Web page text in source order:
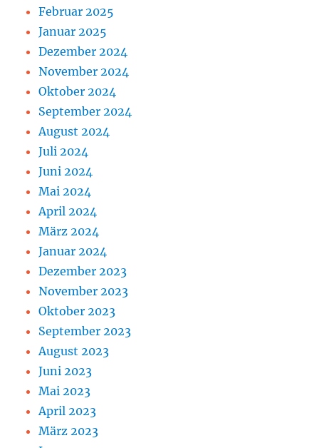
Februar 2025
Januar 2025
Dezember 2024
November 2024
Oktober 2024
September 2024
August 2024
Juli 2024
Juni 2024
Mai 2024
April 2024
März 2024
Januar 2024
Dezember 2023
November 2023
Oktober 2023
September 2023
August 2023
Juni 2023
Mai 2023
April 2023
März 2023